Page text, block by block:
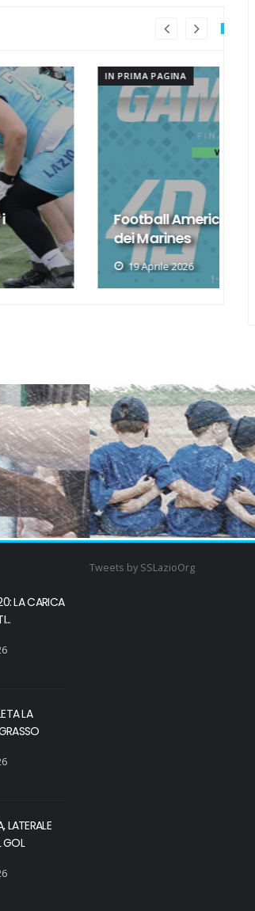
Americano, primo squillo
2026
LA CARICA
LA
LATERALE
GOL
Tweets by SSLazioOrg